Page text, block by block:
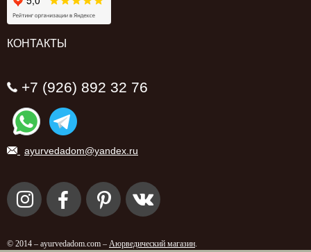
КОНТАКТЫ
+7 (926) 892 32 76
ayurvedadom@yandex.ru
© 2014 – ayurvedadom.com – Аюрведический магазин